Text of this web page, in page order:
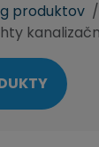
produktov